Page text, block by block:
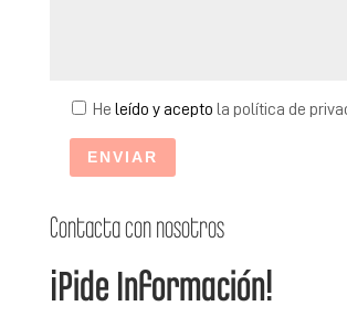
He leído y acepto la política de
Contacta con nosotros
¡Pide Información!